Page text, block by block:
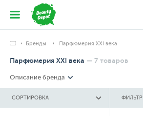
Бренды Парфюмерия XXI века
Парфюмерия XXI века — 7 товаров
Описание бренда
СОРТИРОВКА ФИЛЬТР